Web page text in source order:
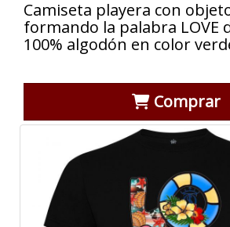
Camiseta playera con
formando la palabra LOVE
100% algodón en color
Comprar